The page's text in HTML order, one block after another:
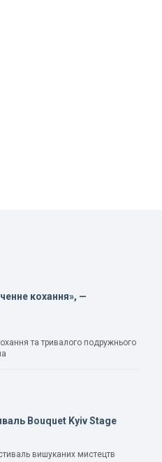
кохання», —
та тривалого подружнього
Bouquet Kyiv Stage
вишуканих мистецтв